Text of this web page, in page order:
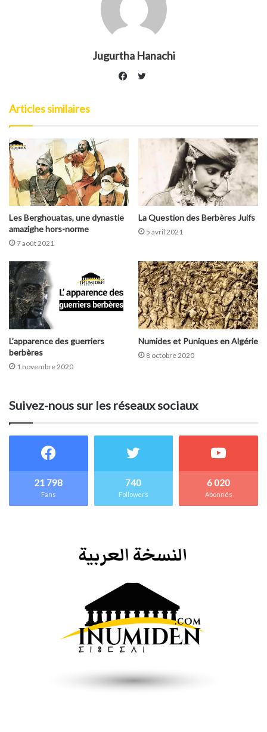
Jugurtha Hanachi
Twitter
Articles similaires
Les Berghouatas, une dynastie
amazighe hors-norme
7 août 2021
La Question des Berbères Juifs
5 avril 2021
L’apparence des guerriers
berbères
1 novembre 2020
Numides et Puniques en Algérie
8 octobre 2020
Suivez-nous sur les réseaux sociaux
21 798
Fans
740
Followers
6 020
Abonnés